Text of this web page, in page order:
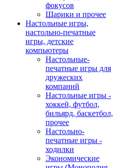
фокусов
Шарики и прочее
Настольные игры,
настольно-печатные
игры, детские
компьютеры
Настольные-
печатные игры для
дружеских
компаний
Настольные игры -
хоккей, футбол,
бильярд, баскетбол,
прочее
Настольно-
печатные игры -
ходилки
Экономические